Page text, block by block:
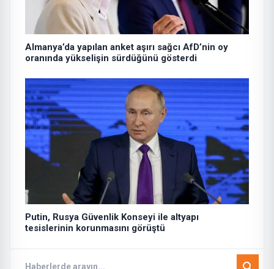
Almanya’da yapılan anket aşırı sağcı AfD’nin oy
oranında yükselişin sürdüğünü gösterdi
Putin, Rusya Güvenlik Konseyi ile altyapı
tesislerinin korunmasını görüştü